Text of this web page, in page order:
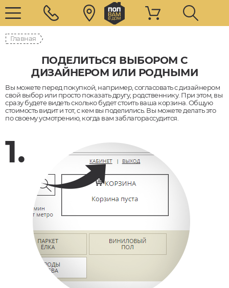
Главная
ПОДЕЛИТЬСЯ ВЫБОРОМ С
ДИЗАЙНЕРОМ ИЛИ РОДНЫМИ
Вы можете перед покупкой, например, согласовать с дизайнером
свой выбор или просто показать другу, родственнику. При этом, вы
сразу будете видеть сколько будет стоить ваша корзина. Общую
стоимость видит и тот, с кем вы поделились. Вы можете делать это
по своему усмотрению, когда вам заблагорассудится.
1.